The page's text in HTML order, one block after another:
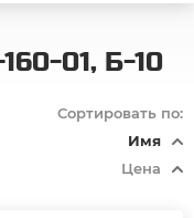
01, Б-10
Сортировать по:
Имя
Цена